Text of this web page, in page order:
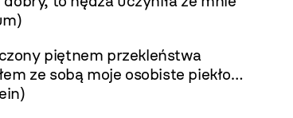
piętnem przekleństwa
ze sobą moje osobiste piekło…